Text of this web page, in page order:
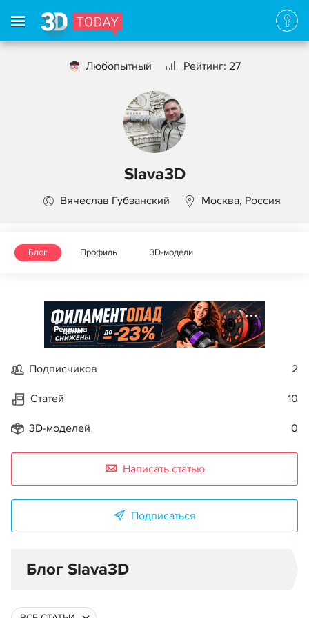
Любопытный Рейтинг: 27
Slava3D
Вячеслав Губзанский Москва, Россия
Блог Профиль 3D-модели
Реклама
Подписчиков 2
Статей 10
3D-моделей 0
Написать статью
Подписаться
Блог Slava3D